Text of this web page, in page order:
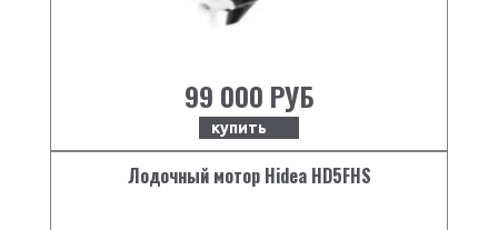
99 000 РУБ
купить
Лодочный мотор Hidea HD5FHS